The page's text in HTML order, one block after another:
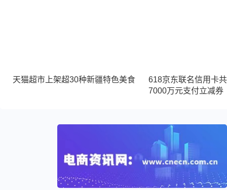
天猫超市上架超30种新疆特色美食
618京东联名信用卡
7000万元支付立减券